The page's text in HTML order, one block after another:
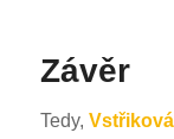
Závěr
Tedy, KO
PT